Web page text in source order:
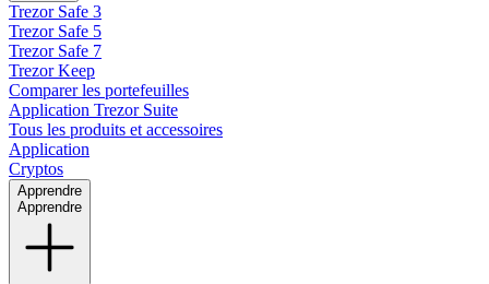
Trezor Safe 3
Trezor Safe 5
Trezor Safe 7
Trezor Keep
Comparer les portefeuilles
Application Trezor Suite
Tous les produits et accessoires
Application
Cryptos
Apprendre
Apprendre